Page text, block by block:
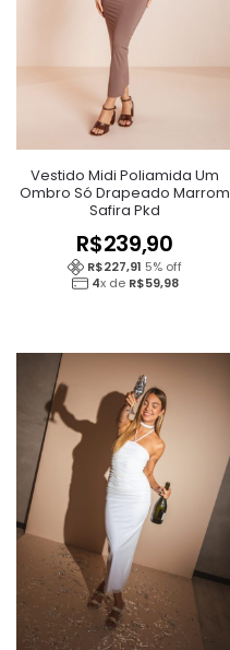
Vestido Midi Poliamida Um
Ombro Só Drapeado Marrom
Safira Pkd
R$239,90
R$227,91 5% off
4x de R$59,98